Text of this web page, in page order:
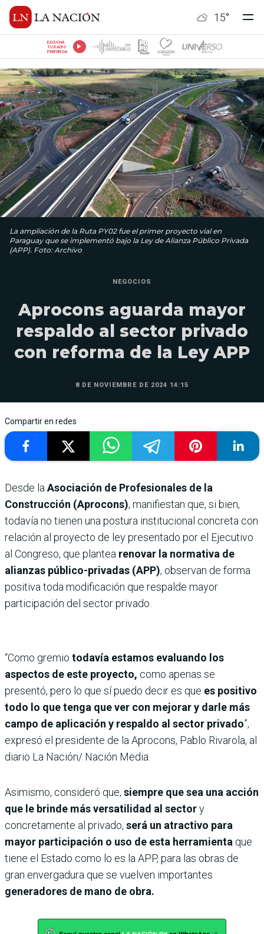
15°
ESCUCHÁ
TU RADIO
PREFERIDA
La ampliación de la Ruta PY02 fue el primer proyecto vial en
Paraguay que se implementó bajo la Ley de Alianza Público Privada
(APP). Foto: Archivo
NEGOCIOS
Aprocons aguarda mayor
respaldo al sector privado
con reforma de la Ley APP
8 DE NOVIEMBRE DE 2024 14:15
Compartir en redes
Desde la Asociación de Profesionales de la
Construcción (Aprocons), manifiestan que, si bien,
todavía no tienen una postura institucional concreta con
relación al proyecto de ley presentado por el Ejecutivo
al Congreso, que plantea renovar la normativa de
alianzas público-privadas (APP), observan de forma
positiva toda modificación que respalde mayor
participación del sector privado.
“Como gremio todavía estamos evaluando los
aspectos de este proyecto, como apenas se
presentó, pero lo que sí puedo decir es que es positivo
todo lo que tenga que ver con mejorar y darle más
campo de aplicación y respaldo al sector privado”,
expresó el presidente de la Aprocons, Pablo Rivarola, al
diario La Nación/ Nación Media.
Asimismo, consideró que, siempre que sea una acción
que le brinde más versatilidad al sectory
concretamente al privado, será un atractivo para
mayor participación o uso de esta herramienta que
tiene el Estado como lo es la APP, para las obras de
gran envergadura que se vuelven importantes
generadores de mano de obra.